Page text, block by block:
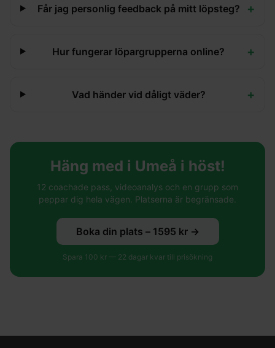
Får jag personlig feedback på mitt löpsteg? +
Hur fungerar löpargrupperna online? +
Vad händer vid dåligt väder? +
Häng med i Umeå i höst!
12 coachade pass, videoanalys och en grupp som
peppar dig hela vägen. Platserna är begränsade.
Boka din plats – 1595 kr →
Spara 100 kr — 22 dagar kvar till prisökning